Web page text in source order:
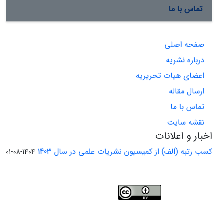
تماس با ما
صفحه اصلی
درباره نشریه
اعضای هیات تحریریه
ارسال مقاله
تماس با ما
نقشه سایت
اخبار و اعلانات
کسب رتبه (الف) از کمیسیون نشریات علمی در سال 1403 1404-08-01